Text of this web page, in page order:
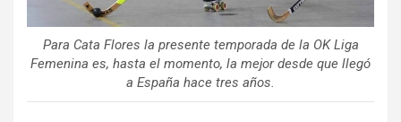
Para Cata Flores la presente temporada de la OK Liga
Femenina es, hasta el momento, la mejor desde que llegó
a España hace tres años.